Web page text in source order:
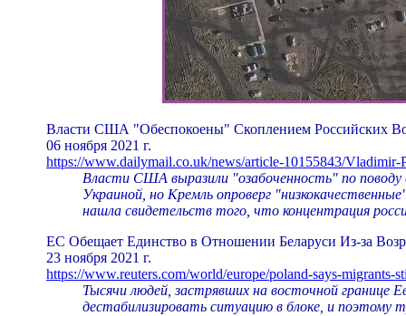
Власти США "Обеспокоены" Скоплением Российских
06 ноября 2021 г.
https://www.dailymail.co.uk/news/article-10155843/Vladimir-
Власти США выразили "озабоченность" по поводу
Украиной, но Кремль опроверг
нашла свидетельств того, что концентрация
ЕС Обещает Единство в Отношении Беларуси Из-за
23 ноября 2021 г.
https://www.reuters.com/world/europe/poland-says-migrants-
Тысячи людей, застрявших на восточной границе
дестабилизировать ситуацию в блоке, и поэтому